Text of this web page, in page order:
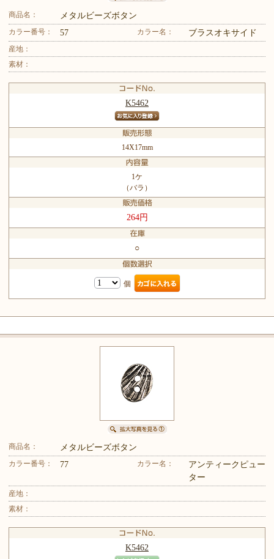
商品名： メタルビーズボタン
カラー番号： 57 カラー名： ブラスオキサイド
産地：
素材：
K5462
14X17mm
1ケ
（バラ）
264円
○
個
商品名： メタルビーズボタン
カラー番号： 77 カラー名：
アンティークピュー
ター
産地：
素材：
K5462